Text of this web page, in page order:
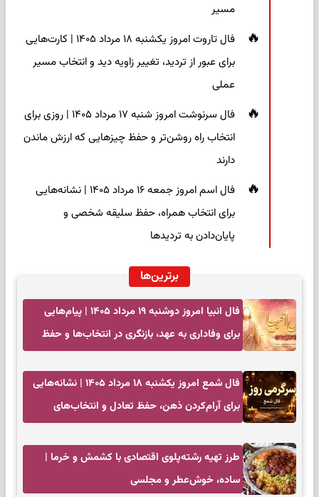
مسیر
فال تاروت امروز یکشنبه ۱۸ مرداد ۱۴۰۵ | کارت‌هایی
برای عبور از تردید، تغییر زاویه دید و انتخاب مسیر
عملی
فال سرنوشت امروز شنبه ۱۷ مرداد ۱۴۰۵ | روزی برای
انتخاب راه روشن‌تر و حفظ چیزهایی که ارزش ماندن
دارند
فال اسم امروز جمعه ۱۶ مرداد ۱۴۰۵ | نشانه‌هایی
برای انتخاب همراه، حفظ سلیقه شخصی و
پایان‌دادن به تردیدها
برترین‌ها
فال انبیا امروز دوشنبه ۱۹ مرداد ۱۴۰۵ | پیام‌هایی
برای وفاداری به عهد، بازنگری در انتخاب‌ها و حفظ
فال شمع امروز یکشنبه ۱۸ مرداد ۱۴۰۵ | نشانه‌هایی
برای آرام‌کردن ذهن، حفظ تعادل و انتخاب‌های
طرز تهیه رشته‌پلوی اقتصادی با کشمش و خرما |
ساده، خوش‌عطر و مجلسی